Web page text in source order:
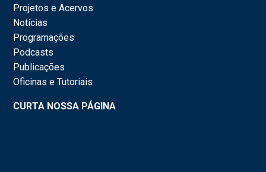
Projetos e Acervos
Notícias
Programações
Podcasts
Publicações
Oficinas e Tutoriais
CURTA NOSSA PÁGINA